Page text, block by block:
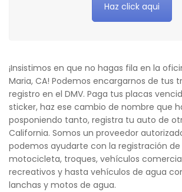
Haz click aqui
¡Insistimos en que no hagas fila en la
Maria, CA! Podemos encargarnos de tus
registro en el DMV. Paga tus placas
sticker, haz ese cambio de nombre que
posponiendo tanto, registra tu auto de
California. Somos un proveedor
podemos ayudarte con la registración
motocicleta, troques, vehículos
recreativos y hasta vehículos de agua
lanchas y motos de agua.